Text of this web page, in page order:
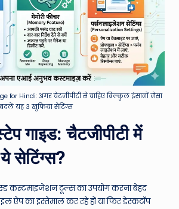
for Hindi: अगर चैटजीपीटी से चाहिए बिल्कुल इंसानों जैसा
बदलें यह 3 खुफिया सेटिंग्स
गाइड: चैटजीपीटी में
सेटिंग्स?
कस्टमाइजेशन टूल्स का उपयोग करना बेहद
ऐप का इस्तेमाल कर रहे हों या फिर डेस्कटॉप